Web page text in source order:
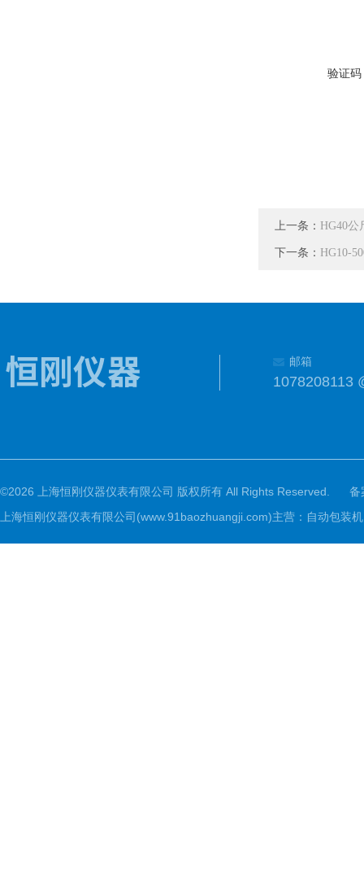
验证码
上一条： HG40
下一条： HG10-
邮箱
1078208113
©2026 上海恒刚仪器仪表有限公司 版权所有 All Rights Reserved.
备
上海恒刚仪器仪表有限公司(www.91baozhuangji.com)主营：自动包